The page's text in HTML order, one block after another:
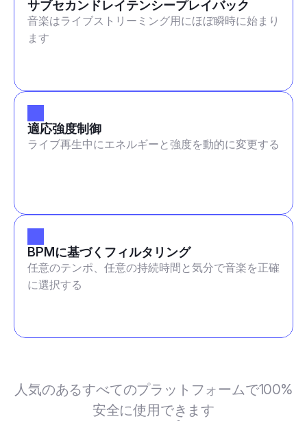
サブセカンドレイテンシープレイバック
音楽はライブストリーミング用にほぼ瞬時に始まり
ます
適応強度制御
ライブ再生中にエネルギーと強度を動的に変更する
BPMに基づくフィルタリング
任意のテンポ、任意の持続時間と気分で音楽を正確
に選択する
人気のあるすべてのプラットフォームで100%
安全に使用できます